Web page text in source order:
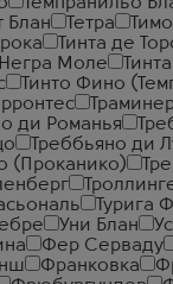
Блан Тетра
Тинта де
Негра Моле
Тинто Фино
ди Романья
Треббьяно ди
(Проканико)
Турига
Уни Блан
Фер Серваду
Франковка